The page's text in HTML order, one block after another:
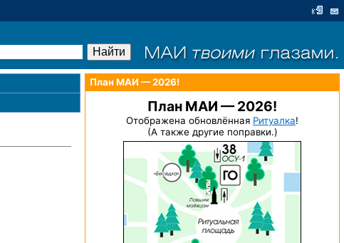
План МАИ — 2026!
План МАИ — 2026!
Отображена обновлённая Ритуалка!
(А также другие поправки.)